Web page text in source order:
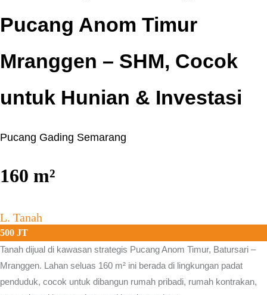
Pucang Anom Timur
Mranggen – SHM, Cocok
untuk Hunian & Investasi
Pucang Gading Semarang
160 m²
L. Tanah
500 JT
Tanah dijual di kawasan strategis Pucang Anom Timur, Batursari –
Mranggen. Lahan seluas 160 m² ini berada di lingkungan padat
penduduk, cocok untuk dibangun rumah pribadi, rumah kontrakan,